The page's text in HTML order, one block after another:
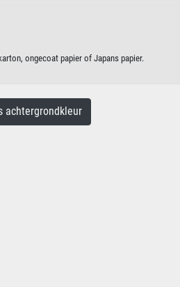
ongecoat papier of Japans papier.
achtergrondkleur